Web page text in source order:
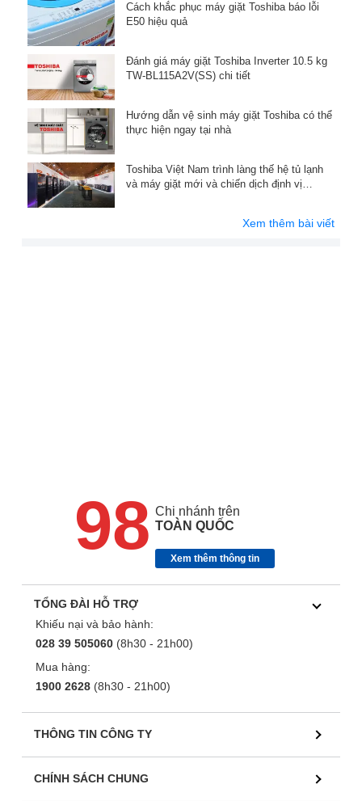
Cách khắc phục máy giặt Toshiba báo lỗi
E50 hiệu quả
Đánh giá máy giặt Toshiba Inverter 10.5 kg
TW-BL115A2V(SS) chi tiết
Hướng dẫn vệ sinh máy giặt Toshiba có thể
thực hiện ngay tại nhà
Toshiba Việt Nam trình làng thế hệ tủ lạnh
và máy giặt mới và chiến dịch định vị
Xem thêm bài viết
98 Chi nhánh trên
TOÀN QUỐC
Xem thêm thông tin
TỔNG ĐÀI HỖ TRỢ
Khiếu nại và bảo hành:
028 39 505060 (8h30 - 21h00)
Mua hàng:
1900 2628 (8h30 - 21h00)
THÔNG TIN CÔNG TY
CHÍNH SÁCH CHUNG